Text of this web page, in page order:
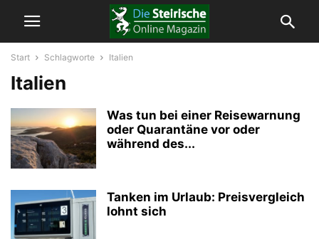
Start Schlagworte Italien
Italien
Was tun bei einer Reisewarnung
oder Quarantäne vor oder
während des...
Tanken im Urlaub: Preisvergleich
lohnt sich